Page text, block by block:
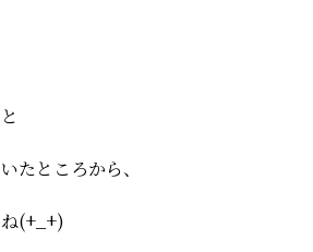
たところから、
(+_+)